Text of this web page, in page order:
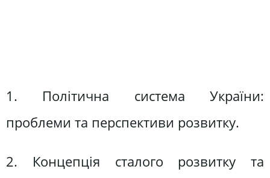
1. Політична система України:
проблеми та перспективи розвитку.
2. Концепція сталого розвитку та